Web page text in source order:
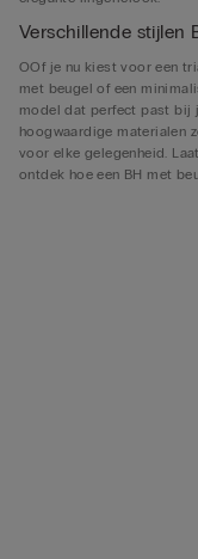
Verschillende stijlen
OOf je nu kiest voor een
met beugel of een
model dat perfect past bij
hoogwaardige materialen
voor elke gelegenheid.
ontdek hoe een BH met